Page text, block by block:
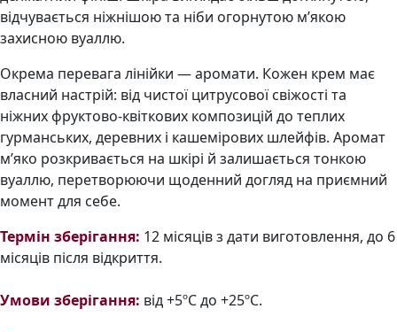
відчувається ніжнішою та ніби огорнутою м’якою
захисною вуаллю.
Окрема перевага лінійки — аромати. Кожен крем має
власний настрій: від чистої цитрусової свіжості та
ніжних фруктово-квіткових композицій до теплих
гурманських, деревних і кашемірових шлейфів. Аромат
м’яко розкривається на шкірі й залишається тонкою
вуаллю, перетворюючи щоденний догляд на приємний
момент для себе.
Термін зберігання: 12 місяців з дати виготовлення, до 6
місяців після відкриття.
Умови зберігання: від +5ºС до +25ºС.